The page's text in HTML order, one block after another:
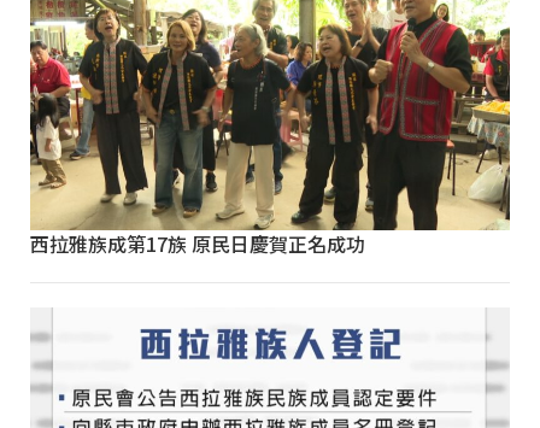
西拉雅族成第17族 原民日慶賀正名成功